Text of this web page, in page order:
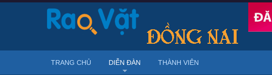
TRANG CHỦ DIỄN ĐÀN THÀNH VIÊN